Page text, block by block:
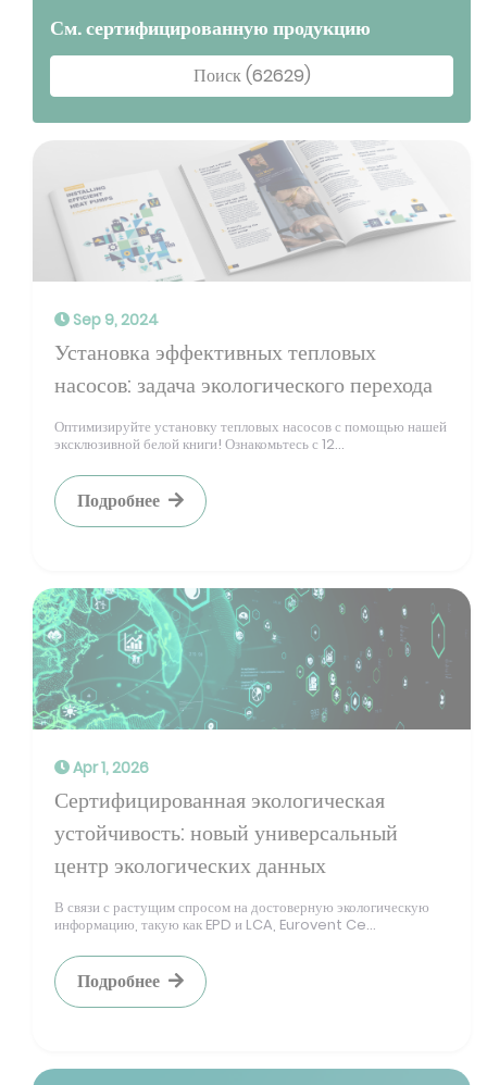
См. сертифицированную продукцию
Поиск (62629)
Sep 9, 2024
Установка эффективных тепловых
насосов: задача экологического перехода
Оптимизируйте установку тепловых насосов с помощью нашей
эксклюзивной белой книги! Ознакомьтесь с 12...
Подробнее
Apr 1, 2026
Сертифицированная экологическая
устойчивость: новый универсальный
центр экологических данных
В связи с растущим спросом на достоверную экологическую
информацию, такую как EPD и LCA, Eurovent Ce...
Подробнее